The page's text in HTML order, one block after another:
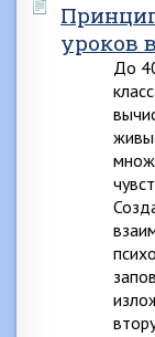
уроков
До